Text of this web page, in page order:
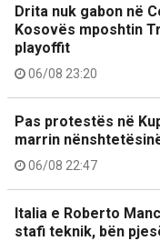
Drita nuk gabon në
Kosovës mposhtin
playoffit
06/08 23:20
Pas protestës në
marrin
06/08 22:47
Italia e Roberto
stafi teknik, bën